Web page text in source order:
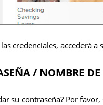
credenciales, accederá a
/ NOMBRE
su contraseña? Por